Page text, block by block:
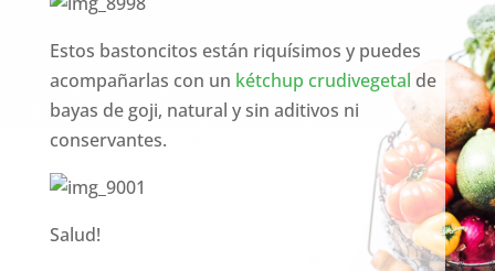
Estos bastoncitos están riquísimos y puedes
acompañarlas con un kétchup crudivegetal de
bayas de goji, natural y sin aditivos ni
conservantes.
Salud!